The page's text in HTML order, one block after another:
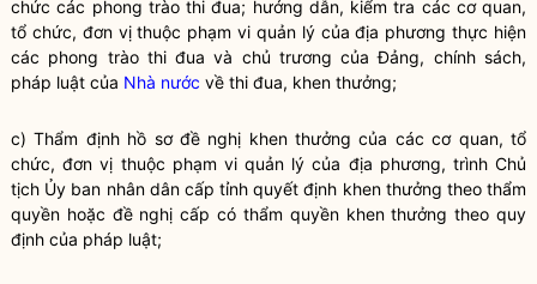
chức các phong trào thi đua; hướng dẫn, kiểm tra các cơ quan,
tổ chức, đơn vị thuộc phạm vi quản lý của địa phương thực hiện
các phong trào thi đua và chủ trương của Đảng, chính sách,
pháp luật của Nhà nước về thi đua, khen thưởng;
c) Thẩm định hồ sơ đề nghị khen thưởng của các cơ quan, tổ
chức, đơn vị thuộc phạm vi quản lý của địa phương, trình Chủ
tịch Ủy ban nhân dâncấp tỉnh quyết định khen thưởng theo thẩm
quyền hoặc đề nghị cấp có thẩm quyềnkhen thưởng theo quy
định của pháp luật;